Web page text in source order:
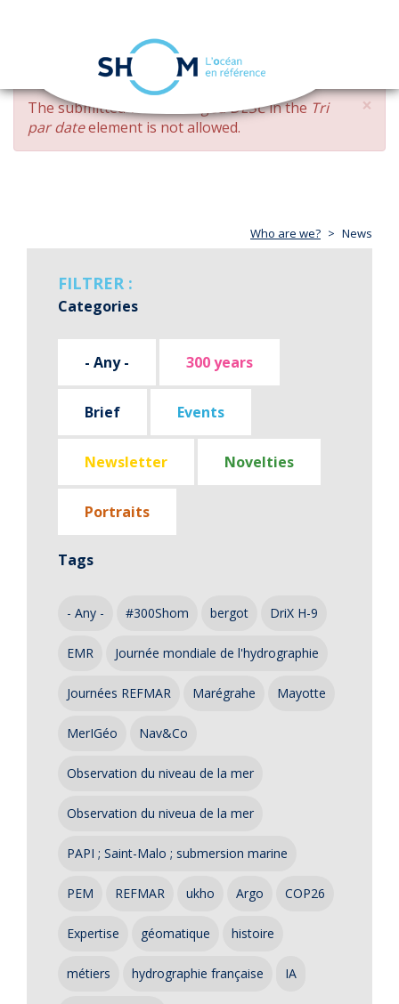
Skip
main
content
navigation
×
ERROR
MESSAGE
The submitted value changed DESCin the Tri
par dateelement is not allowed.
Who are we? News
FILTRER :
Categories
- Any - 300 years
Brief Events
Newsletter Novelties
Portraits
Tags
- Any - #300Shom bergot DriX H-9
EMR Journée mondiale de l'hydrographie
Journées REFMAR Marégrahe Mayotte
MerIGéo Nav&Co
Observation du niveau de la mer
Observation du niveua de la mer
PAPI ; Saint-Malo ; submersion marine
PEM REFMAR ukho Argo COP26
Expertise géomatique histoire
métiers hydrographie française IA